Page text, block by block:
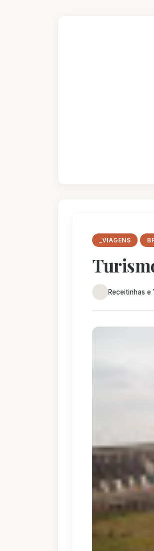
_VIAGENS
Receitinhas e